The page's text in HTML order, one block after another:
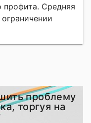
профита. Средняя
проблему
торгуя на